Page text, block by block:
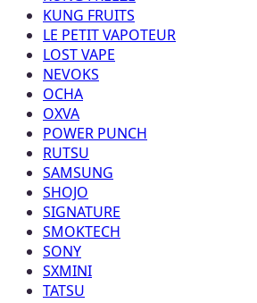
KUNG FRUITS
LE PETIT VAPOTEUR
LOST VAPE
NEVOKS
OCHA
OXVA
POWER PUNCH
RUTSU
SAMSUNG
SHOJO
SIGNATURE
SMOKTECH
SONY
SXMINI
TATSU